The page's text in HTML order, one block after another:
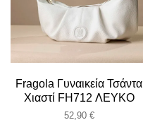
Fragola Γυναικεία Τσάντα
Χιαστί FH712 ΛΕΥΚΟ
52,90 €